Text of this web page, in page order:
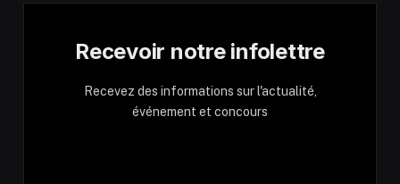
Recevoir notre infolettre
Recevez des informations sur l'actualité,
événement et concours